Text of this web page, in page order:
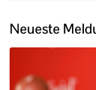
Neueste